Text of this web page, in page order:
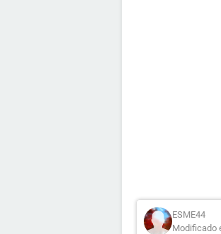
ESME44
Modificado